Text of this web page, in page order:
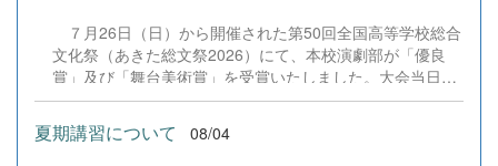
７月26日（日）から開催された第50回全国高等学校総合
文化祭（あきた総文祭2026）にて、本校演劇部が「優良
賞」及び「舞台美術賞」を受賞いたしました。大会当日
は、本校の部員たちもこれまで積み重ねてきた練習の成果
を存分に発揮し、堂々と舞台に立ちました。緊張感のある
全国の舞台において、一人一人が役割を果たし、心を込め
夏期講習について 08/04